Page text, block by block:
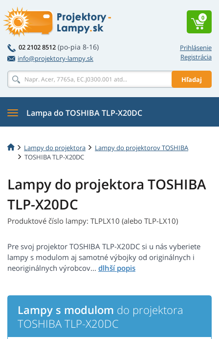
Prihlásenie
Registrácia
02 2102 8512 (po-pia 8-16)
info@projektory-lampy.sk
Hľadaj
0
Lampa do TOSHIBA TLP-X20DC
Lampy do projektora
Lampy do projektorov TOSHIBA
TOSHIBA TLP-X20DC
Lampy do projektora TOSHIBA
TLP-X20DC
Produktové číslo lampy: TLPLX10 (alebo TLP-LX10)
Pre svoj projektor TOSHIBA TLP-X20DC si u nás vyberiete
lampy s modulom aj samotné výbojky od originálnych i
neoriginálnych výrobcov...
Lampy s modulom do projektora
TOSHIBA TLP-X20DC